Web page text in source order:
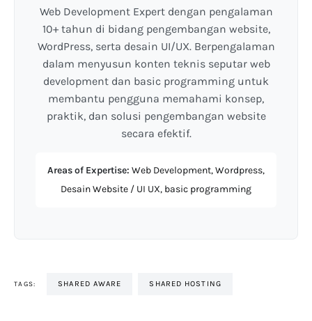
Web Development Expert dengan pengalaman
10+ tahun di bidang pengembangan website,
WordPress, serta desain UI/UX. Berpengalaman
dalam menyusun konten teknis seputar web
development dan basic programming untuk
membantu pengguna memahami konsep,
praktik, dan solusi pengembangan website
secara efektif.
Areas of Expertise: Web Development, Wordpress,
Desain Website / UI UX, basic programming
TAGS: SHARED AWARE SHARED HOSTING